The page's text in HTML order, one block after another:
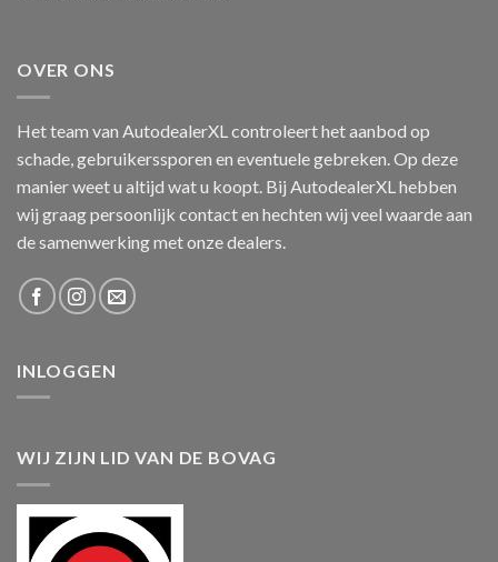
OVER ONS
Het team van AutodealerXL controleert het aanbod op
schade, gebruikerssporen en eventuele gebreken. Op deze
manier weet u altijd wat u koopt. Bij AutodealerXL hebben
wij graag persoonlijk contact en hechten wij veel waarde aan
de samenwerking met onze dealers.
INLOGGEN
WIJ ZIJN LID VAN DE BOVAG